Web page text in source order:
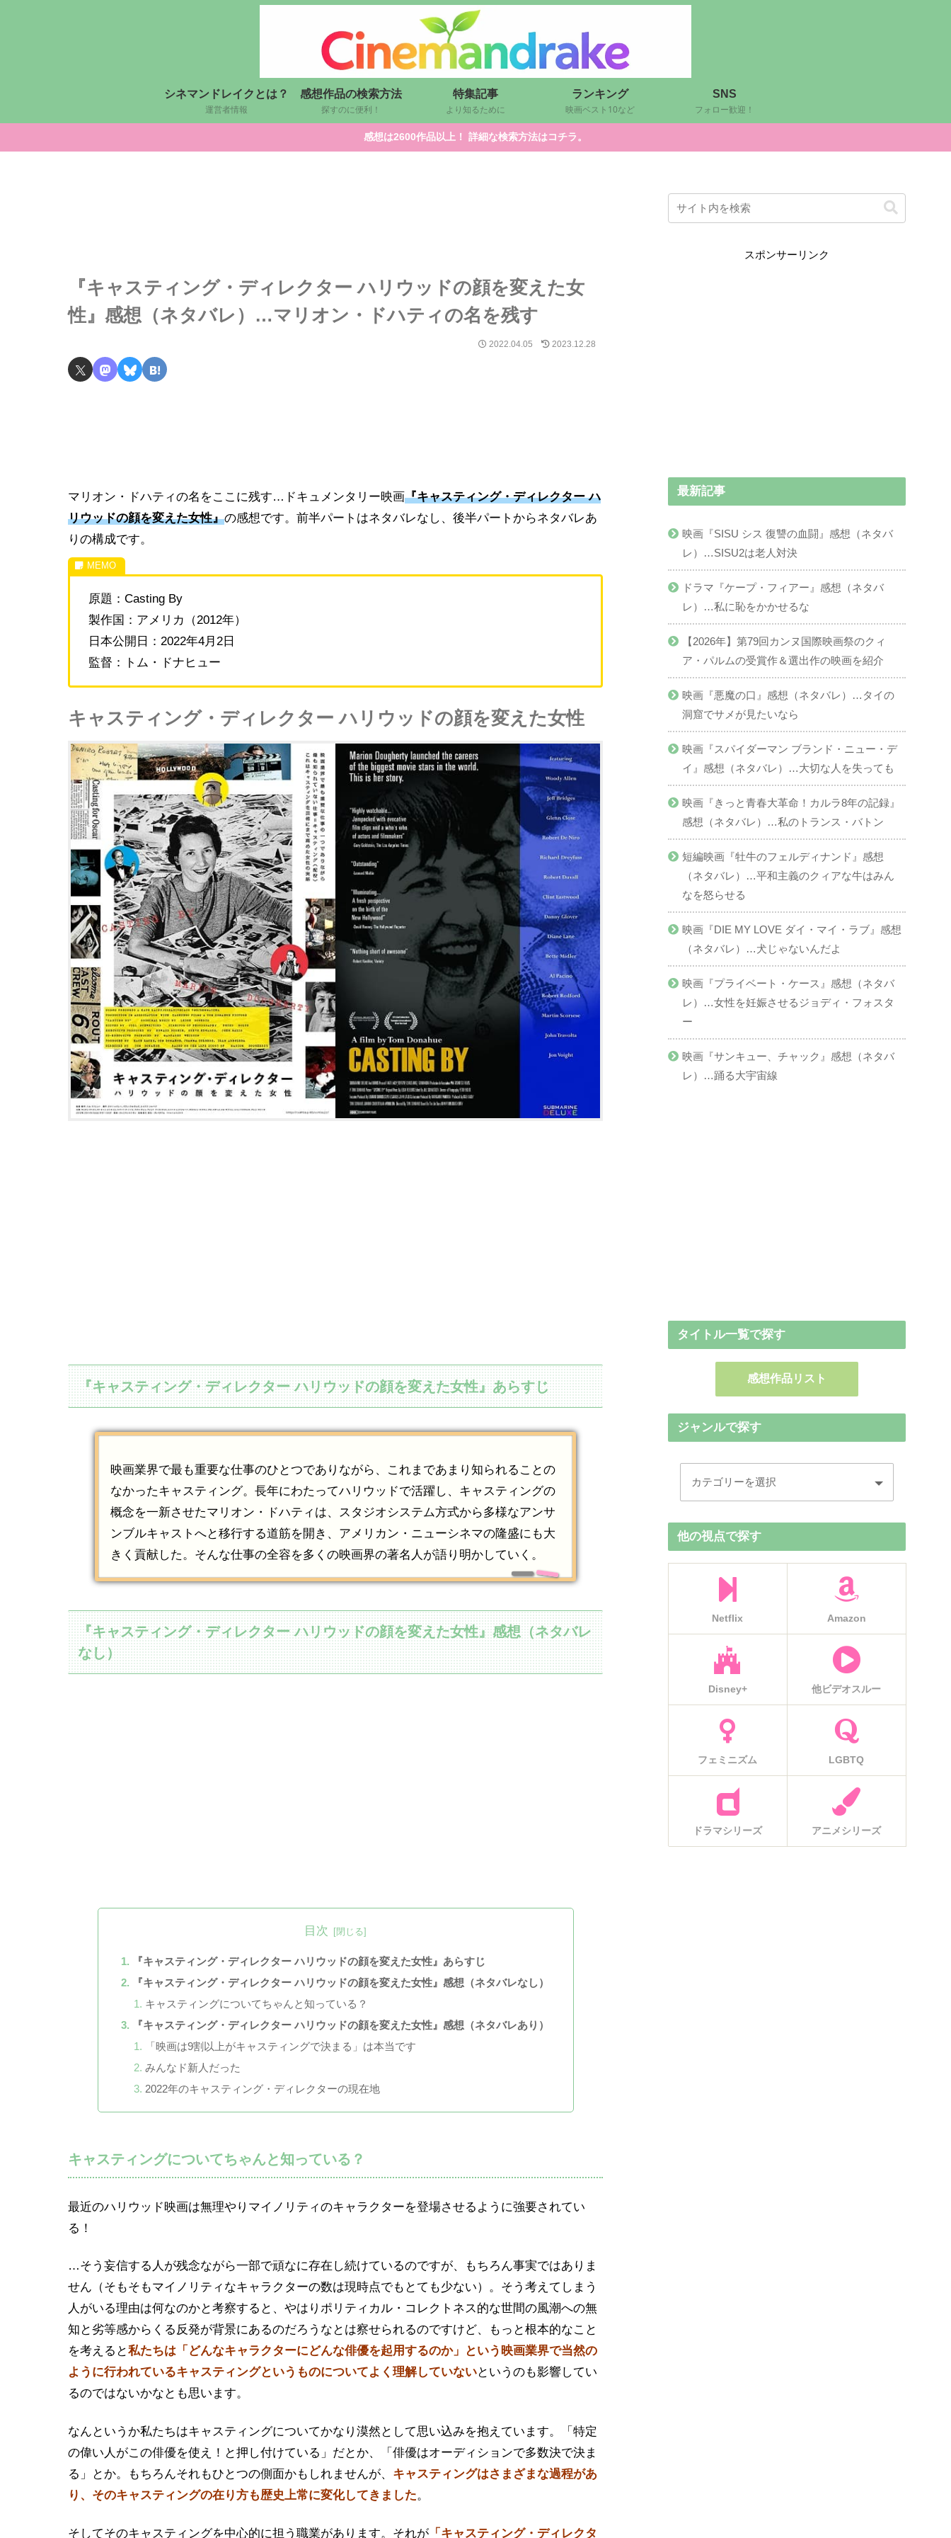
シネマンドレイクとは？
運営者情報
感想作品の検索方法
探すのに便利！
特集記事
より知るために
ランキング
映画ベスト10など
SNS
フォロー歓迎！
感想は2600作品以上！ 詳細な検索方法はコチラ。
『キャスティング・ディレクター ハリウッドの顔を変えた女
性』感想（ネタバレ）…マリオン・ドハティの名を残す
2022.04.05 2023.12.28
マリオン・ドハティの名をここに残す…ドキュメンタリー映画『キャスティング・ディレクター ハ
リウッドの顔を変えた女性』の感想です。前半パートはネタバレなし、後半パートからネタバレあ
りの構成です。
原題：Casting By
製作国：アメリカ（2012年）
日本公開日：2022年4月2日
監督：トム・ドナヒュー
キャスティング・ディレクター ハリウッドの顔を変えた女性
『キャスティング・ディレクター ハリウッドの顔を変えた女性』あらすじ
映画業界で最も重要な仕事のひとつでありながら、これまであまり知られることの
なかったキャスティング。長年にわたってハリウッドで活躍し、キャスティングの
概念を一新させたマリオン・ドハティは、スタジオシステム方式から多様なアンサ
ンブルキャストへと移行する道筋を開き、アメリカン・ニューシネマの隆盛にも大
きく貢献した。そんな仕事の全容を多くの映画界の著名人が語り明かしていく。
『キャスティング・ディレクター ハリウッドの顔を変えた女性』感想（ネタバレ
なし）
目次
『キャスティング・ディレクター ハリウッドの顔を変えた女性』あらすじ
『キャスティング・ディレクター ハリウッドの顔を変えた女性』感想（ネタバレなし）
キャスティングについてちゃんと知っている？
『キャスティング・ディレクター ハリウッドの顔を変えた女性』感想（ネタバレあり）
「映画は9割以上がキャスティングで決まる」は本当です
みんなド新人だった
2022年のキャスティング・ディレクターの現在地
キャスティングについてちゃんと知っている？
最近のハリウッド映画は無理やりマイノリティのキャラクターを登場させるように強要されてい
る！
…そう妄信する人が残念ながら一部で頑なに存在し続けているのですが、もちろん事実ではありま
せん（そもそもマイノリティなキャラクターの数は現時点でもとても少ない）。そう考えてしまう
人がいる理由は何なのかと考察すると、やはりポリティカル・コレクトネス的な世間の風潮への無
知と劣等感からくる反発が背景にあるのだろうなとは察せられるのですけど、もっと根本的なこと
を考えると私たちは「どんなキャラクターにどんな俳優を起用するのか」という映画業界で当然の
ように行われているキャスティングというものについてよく理解していないというのも影響してい
るのではないかなとも思います。
なんというか私たちはキャスティングについてかなり漠然として思い込みを抱えています。「特定
の偉い人がこの俳優を使え！と押し付けている」だとか、「俳優はオーディションで多数決で決ま
る」とか。もちろんそれもひとつの側面かもしれませんが、 キャスティングはさまざまな過程があ
り、そのキャスティングの在り方も歴史上常に変化してきました。
そしてそのキャスティングを中心的に担う職業があります。それが 「キャスティング・ディレクタ
スポンサーリンク
最新記事
映画『SISU シス 復讐の血闘』感想（ネタバ
レ）…SISU2は老人対決
ドラマ『ケープ・フィアー』感想（ネタバ
レ）…私に恥をかかせるな
【2026年】第79回カンヌ国際映画祭のクィ
ア・パルムの受賞作＆選出作の映画を紹介
映画『悪魔の口』感想（ネタバレ）…タイの
洞窟でサメが見たいなら
映画『スパイダーマン ブランド・ニュー・デ
イ』感想（ネタバレ）…大切な人を失っても
映画『きっと青春大革命！カルラ8年の記録』
感想（ネタバレ）…私のトランス・バトン
短編映画『牡牛のフェルディナンド』感想
（ネタバレ）…平和主義のクィアな牛はみん
なを怒らせる
映画『DIE MY LOVE ダイ・マイ・ラブ』感想
（ネタバレ）…犬じゃないんだよ
映画『プライベート・ケース』感想（ネタバ
レ）…女性を妊娠させるジョディ・フォスタ
ー
映画『サンキュー、チャック』感想（ネタバ
レ）…踊る大宇宙線
タイトル一覧で探す
感想作品リスト
ジャンルで探す
他の視点で探す
Netflix Amazon
Disney+ 他ビデオスルー
フェミニズム LGBTQ
ドラマシリーズ アニメシリーズ